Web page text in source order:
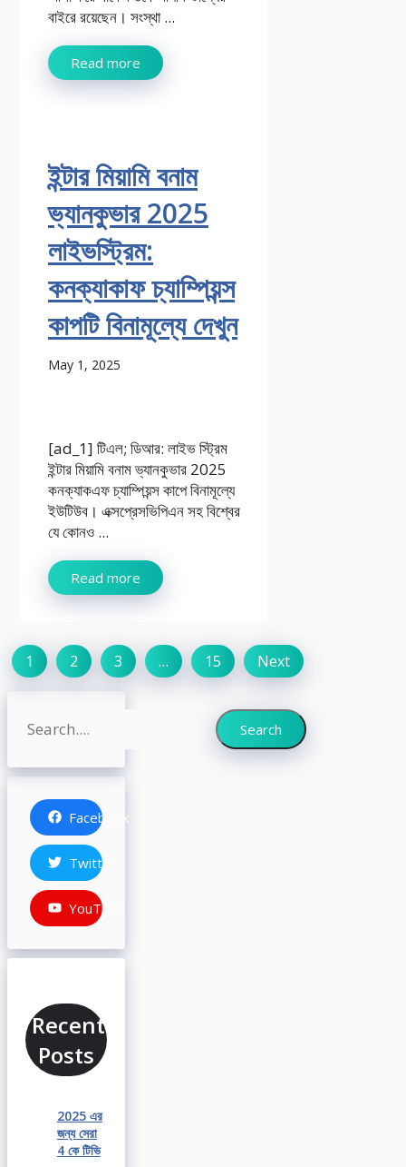
বাইরে রয়েছেন। সংস্থা ...
Read more
ইন্টার মিয়ামি বনাম
ভ্যানকুভার 2025
লাইভস্ট্রিম:
কনক্যাকাফ চ্যাম্পিয়ন্স
কাপটি বিনামূল্যে দেখুন
May 1, 2025
[ad_1] টিএল; ডিআর: লাইভ স্ট্রিম
ইন্টার মিয়ামি বনাম ভ্যানকুভার 2025
কনক্যাকএফ চ্যাম্পিয়ন্স কাপে বিনামূল্যে
ইউটিউব। এক্সপ্রেসভিপিএন সহ বিশ্বের
যে কোনও ...
Read more
1 2 3 … 15 Next
Search Search
Facebook
Twitter
YouTube
Recent
Posts
2025 এর
জন্য সেরা
4 কে টিভি